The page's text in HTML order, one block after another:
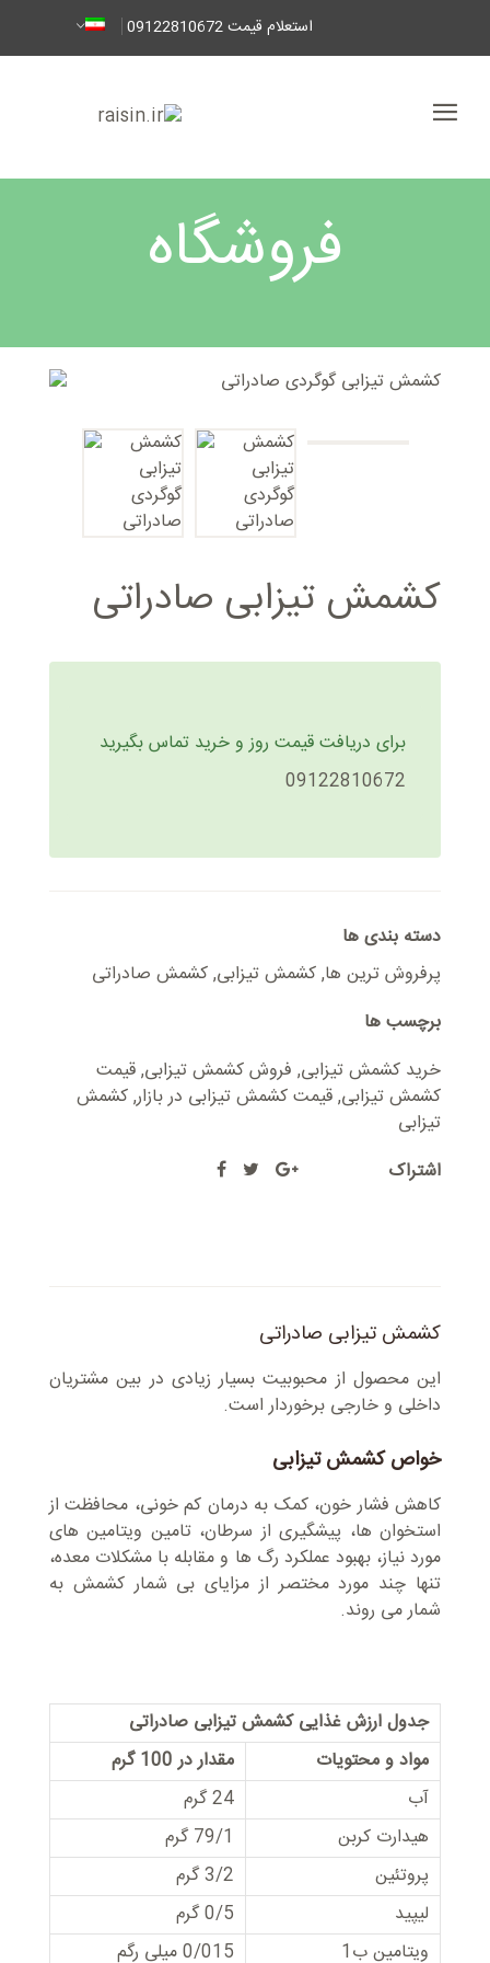
استعلام قیمت 09122810672
فروشگاه
کشمش تیزابی صادراتی
برای دریافت قیمت روز و خرید تماس بگیرید
09122810672
دسته بندی ها
پرفروش ترین ها,کشمش تیزابی,کشمش صادراتی
برچسب ها
خرید کشمش تیزابی, فروش کشمش تیزابی,قیمت
کشمش تیزابی,قیمت کشمش تیزابی در بازار,کشمش
تیزابی
اشتراک
کشمش تیزابی صادراتی
این محصول از محبوبیت بسیار زیادی در بین مشتریان
داخلی و خارجی برخوردار است.
خواص کشمش تیزابی
کاهش فشار خون، کمک به درمان کم خونی، محافظت از
استخوان ها، پیشگیری از سرطان، تامین ویتامین های
مورد نیاز، بهبود عملکرد رگ ها و مقابله با مشکلات معده،
تنها چند مورد مختصر از مزایای بی شمار کشمش به
شمار می روند.
جدول ارزش غذایی کشمش تیزابی صادراتی
مواد و محتویات
مقدار در 100 گرم
آب
24 گرم
هیدارت کربن
79/1 گرم
پروتئین
3/2 گرم
لیپید
0/5 گرم
ویتامین ب1
0/015 میلی رگم